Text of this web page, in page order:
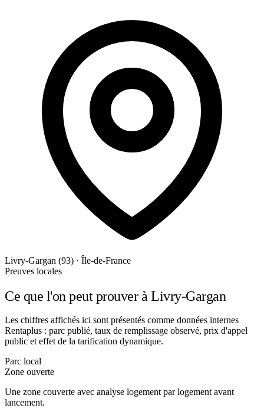
Livry-Gargan (93) · Île-de-France
Preuves locales
Ce que l'on peut prouver à Livry-Gargan
Les chiffres affichés ici sont présentés comme données internes
Rentaplus : parc publié, taux de remplissage observé, prix d'appel
public et effet de la tarification dynamique.
Parc local
Zone ouverte
Une zone couverte avec analyse logement par logement avant
lancement.